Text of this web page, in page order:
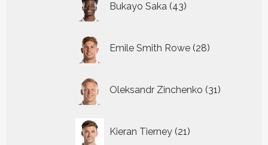
Bukayo Saka 43
producten
Emile Smith Rowe 28
producten
Oleksandr Zinchenko 31
producten
Kieran Tierney 21
producten